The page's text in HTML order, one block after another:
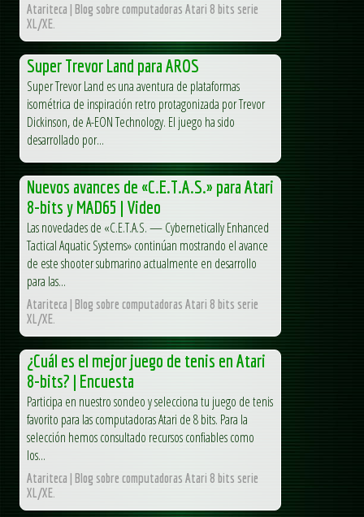
Atariteca | Blog sobre computadoras Atari 8 bits serie
XL/XE.
Super Trevor Land para AROS
Super Trevor Land es una aventura de plataformas
isométrica de inspiración retro protagonizada por Trevor
Dickinson, de A-EON Technology. El juego ha sido
desarrollado por...
Nuevos avances de «C.E.T.A.S.» para Atari
8-bits y MAD65 | Video
Las novedades de «C.E.T.A.S. — Cybernetically Enhanced
Tactical Aquatic Systems» continúan mostrando el avance
de este shooter submarino actualmente en desarrollo
para las...
Atariteca | Blog sobre computadoras Atari 8 bits serie
XL/XE.
¿Cuál es el mejor juego de tenis en Atari
8-bits? | Encuesta
Participa en nuestro sondeo y selecciona tu juego de tenis
favorito para las computadoras Atari de 8 bits. Para la
selección hemos consultado recursos confiables como
los...
Atariteca | Blog sobre computadoras Atari 8 bits serie
XL/XE.